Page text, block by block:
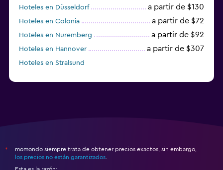
Hoteles en Düsseldorf a partir de $130
Hoteles en Colonia a partir de $72
Hoteles en Nuremberg a partir de $92
Hoteles en Hannover a partir de $307
Hoteles en Stralsund
*
momondo siempre trata de obtener precios exactos, sin embargo,
los precios no están garantizados